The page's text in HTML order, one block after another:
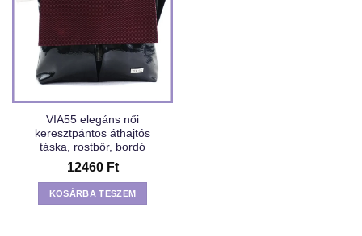
VIA55 elegáns női
keresztpántos áthajtós
táska, rostbőr, bordó
12460 Ft
KOSÁRBA TESZEM